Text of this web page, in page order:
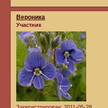
Вероника
Участник